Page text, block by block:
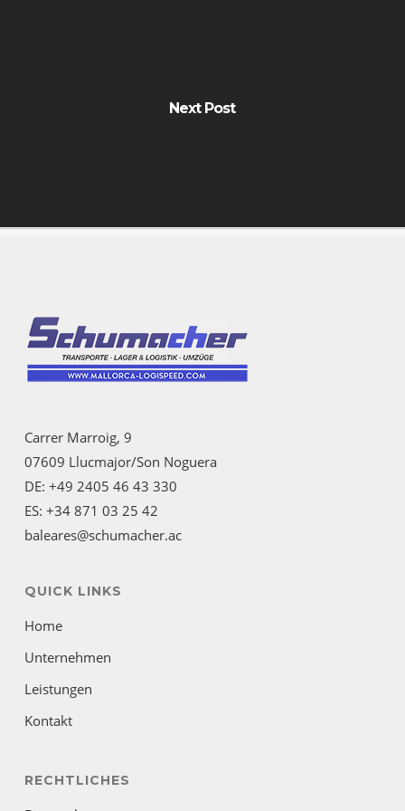
Next Post
Carrer Marroig, 9
07609 Llucmajor/Son Noguera
DE: +49 2405 46 43 330
ES: +34 871 03 25 42
baleares@schumacher.ac
QUICK LINKS
Home
Unternehmen
Leistungen
Kontakt
RECHTLICHES